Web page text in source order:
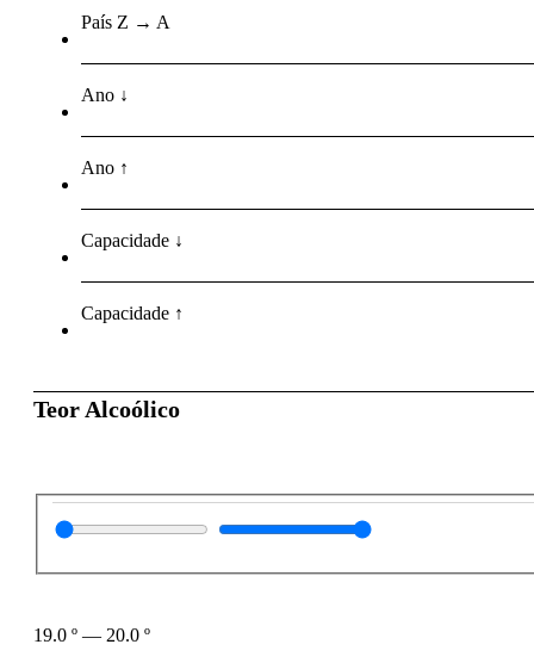
País Z → A
Ano ↓
Ano ↑
Capacidade ↓
Capacidade ↑
Teor Alcoólico
19.0 º — 20.0 º